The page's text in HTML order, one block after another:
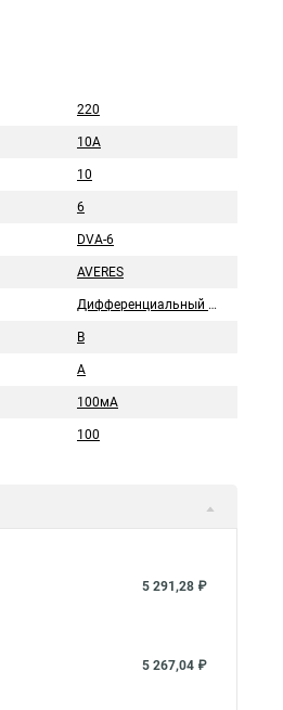
220
10А
10
6
DVA-6
AVERES
Дифференциальный автомат
B
A
100мА
100
5 291,28 ₽
5 267,04 ₽